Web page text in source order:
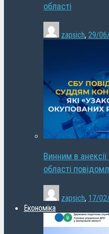
області
zapsich, 29/
Винним в анексії
області
zapsich, 17/
Економіка